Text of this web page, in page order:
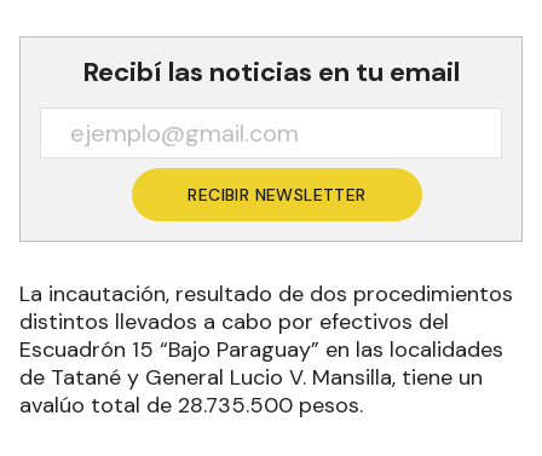
Recibí las noticias en tu email
RECIBIR NEWSLETTER
La incautación, resultado de dos procedimientos
distintos llevados a cabo por efectivos del
Escuadrón 15 “Bajo Paraguay” en las localidades
de Tatané y General Lucio V. Mansilla, tiene un
avalúo total de 28.735.500 pesos.